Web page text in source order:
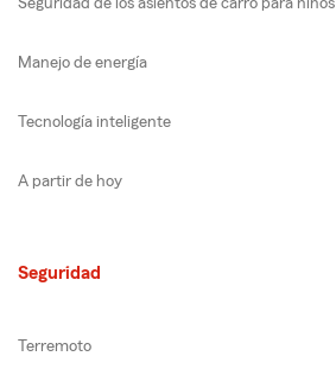
Seguridad de los asientos de carro para niños
Manejo de energía
Tecnología inteligente
A partir de hoy
Seguridad
Terremoto